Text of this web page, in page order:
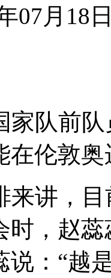
07月18
队前队
在伦敦
讲，目
时，赵
说：“越